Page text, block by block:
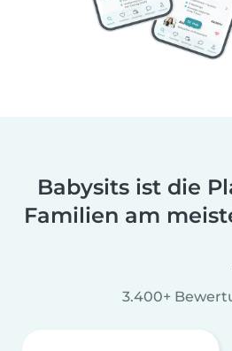
Babysits ist die
Familien am
3.400+